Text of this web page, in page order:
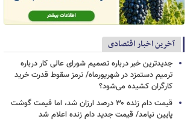
آخرین اخبار اقتصادی
جدیدترین خبر درباره تصمیم شورای عالی کار درباره
ترمیم دستمزد در شهریورماه/ ترمز سقوط قدرت خرید
کارگران کشیده می‌شود؟
قیمت دام زنده ۳۰ درصد ارزان شد، اما قیمت گوشت
پایین نیامد/ قیمت جدید دام زنده اعلام شد